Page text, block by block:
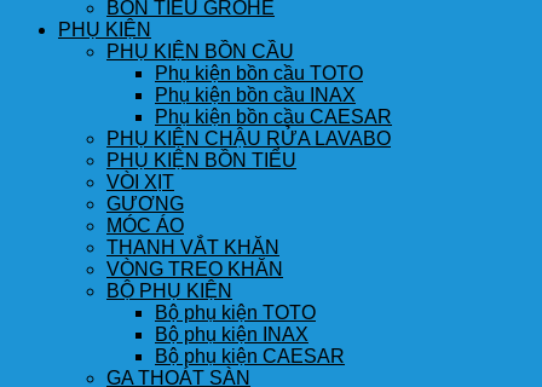
BỒN TIỂU GROHE
PHỤ KIỆN
PHỤ KIỆN BỒN CẦU
Phụ kiện bồn cầu TOTO
Phụ kiện bồn cầu INAX
Phụ kiện bồn cầu CAESAR
PHỤ KIỆN CHẬU RỬA LAVABO
PHỤ KIỆN BỒN TIỂU
VÒI XỊT
GƯƠNG
MÓC ÁO
THANH VẮT KHĂN
VÒNG TREO KHĂN
BỘ PHỤ KIỆN
Bộ phụ kiện TOTO
Bộ phụ kiện INAX
Bộ phụ kiện CAESAR
GA THOÁT SÀN